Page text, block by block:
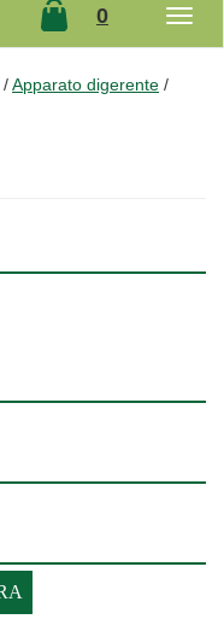
0prodotti
/Apparato digerente /